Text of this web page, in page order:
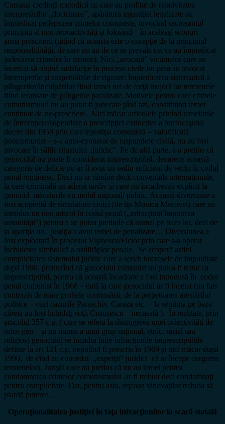
Cureaua credinţă metodică cu care au profitat de relativitatea
interpretărilor „doctrinare”, apărătorii injustiţiei legalizate au
împiedicat pedepsirea crimelor comuniste, invocînd sacrosantul
principiu al non-retroactivităţi şi folosind – în aceleaşi scopuri –
arma prescrierii (uitînd că aceasta este o excepţie de la principiul
responsabilităţii, de care nu au de ce se prevala cei ce au împiedicat
judecarea crimelor în termen). Nici „avocaţii” victimelor care au
încercat să obţină satisfacţie în procese civile nu prea au invocat
întreruperile şi suspendările de rigoare: împiedicarea sistematică a
plîngerilor/inculpărilor fiind temei net de forţă majoră iar termenele
fiind relansate de plîngerile paralizate. Motivele pentru care crimele
comunismului nu au putut fi judecate pînă azi, constituind temei
continuat de ne-prescriere. Nici măcar articolele privind temeiurile
de întrerupere/supendare a prescripţiei extinctive a buclucaşului
decret din 1958 prin care injustiţia comunistă – valorificată
postcomunist – s-a auto-exonerat de raspundere civilă, nu au fost
invocate în sălile ritualului „juridic”. Pe de altă parte, s-a pretins că
genocidul nu poate fi considerat imprescriptibil, deoarece această
categorie de delicte nu ar fi avut un sediu suficient de vechi în codul
penal românesc. Deci nu ar rămîne decît convenţiile internaţionale,
la care criminalii au aderat tardiv şi care nu încadrează explicit la
genocid măcelurile cu mobil naţional/ politic. Această diversiune a
fost acoperită de simulatorii civici (de tip Monica Macovei) care au
introdus un nou articol în codul penal („infracţiuni împotriva
umanităţii”) pentru a se putea pretinde că numai pe baza lui, deci de
la apariţia lui, justiţia a avut temei de penalizare… Diversiunea a
fost exploatată în procesul Vişinescu/Ficior prin care s-a operat
închiderea simbolică a ostilităţilor penale. Se acoperă astfel
complicitatea sistemului juridic care a servit interesele de impunitate
după 1990, pretinzînd că genocidul comunist nu putea fi tratat ca
imprescriptibil, pentru că această încadrare a fost introdusă în codul
penal comunist în 1968 – dată la care genocidul ar fi încetat (un fals
contrazis de toate probele continuării, de la perpetuarea arestărilor
politice – vezi cazurile Paraschiv, Caraza etc. – la sentinţa pe baza
căreia au fost lichidaţi soţii Ceauşescu – necasată ). În realitate, prin
articolul 357 c.p. ( care se refera la distrugerea unei colectivităţi de
orice gen – şi nu numai a unui grup național, etnic, rasial sau
religios) genocidul se încadra între infracţiunile imprescriptibile
definte la art 121 c.p, neputînd fi prescris în 1969 şi nici măcar după
1990, de cînd au concedat „experţii” juridici că ar începe curgerea
termenelor). Juriştii care au pretins că nu au temei pentru
condamnarea crimelor comunismului ar fi trebuit deci condamnaţi
pentru complicitate. Dar, pentru asta, reţeaua vinovaţilor trebuia să
piardă puterea..
Operaţionalitatea justiţiei în faţa infracţiunilor la scară statală